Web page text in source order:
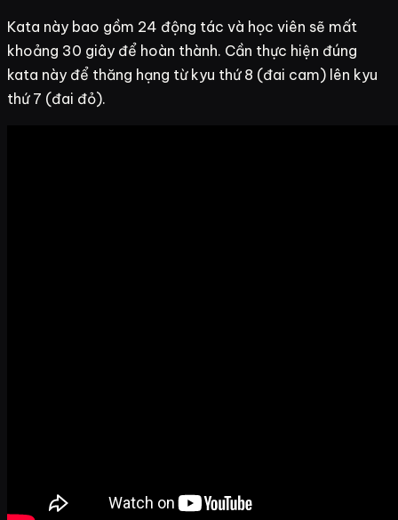
Kata này bao gồm 24 động tác và học viên sẽ mất
khoảng 30 giây để hoàn thành. Cần thực hiện đúng
kata này để thăng hạng từ kyu thứ 8 (đai cam) lên kyu
thứ 7 (đai đỏ).